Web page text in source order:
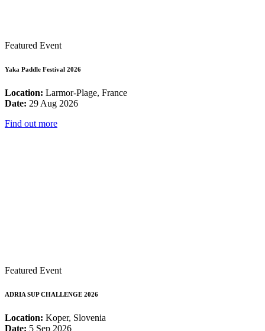
Featured Event
Yaka Paddle Festival 2026
Location: Larmor-Plage, France
Date: 29 Aug 2026
Find out more
Featured Event
ADRIA SUP CHALLENGE 2026
Location: Koper, Slovenia
Date: 5 Sep 2026